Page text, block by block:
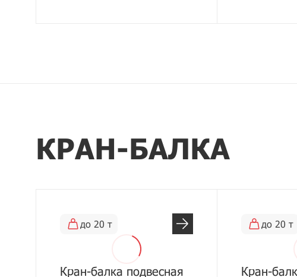
КРАН-БАЛКА
до 20 т
Кран-балка подвесная
до 20 т
Кран-